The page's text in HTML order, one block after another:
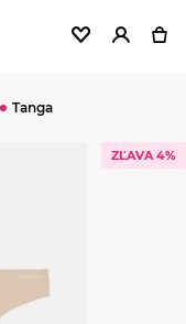
Tanga
ZĽAVA 4%